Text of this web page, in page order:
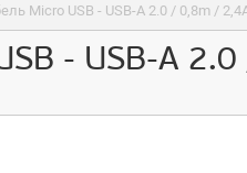
Micro USB - USB-A 2.0 / 0,8m /
- USB-A